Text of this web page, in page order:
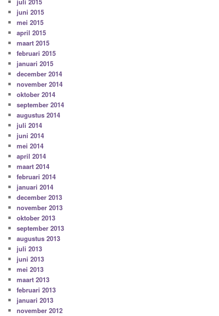
juni 2015
mei 2015
april 2015
maart 2015
februari 2015
januari 2015
december 2014
november 2014
oktober 2014
september 2014
augustus 2014
juli 2014
juni 2014
mei 2014
april 2014
maart 2014
februari 2014
januari 2014
december 2013
november 2013
oktober 2013
september 2013
augustus 2013
juli 2013
juni 2013
mei 2013
maart 2013
februari 2013
januari 2013
november 2012